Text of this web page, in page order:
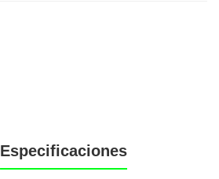
Especificaciones